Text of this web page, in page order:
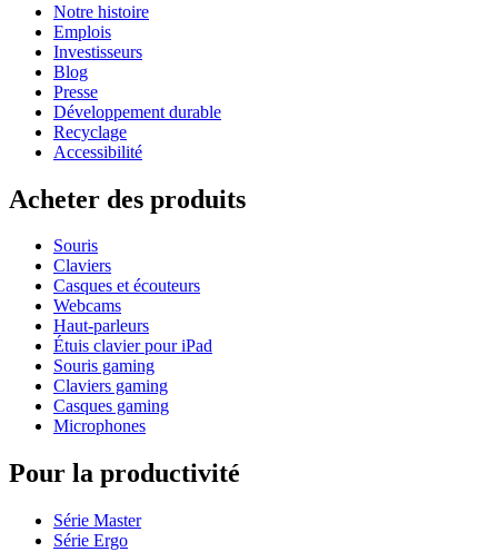
Notre histoire
Emplois
Investisseurs
Blog
Presse
Développement durable
Recyclage
Accessibilité
Acheter des produits
Souris
Claviers
Casques et écouteurs
Webcams
Haut-parleurs
Étuis clavier pour iPad
Souris gaming
Claviers gaming
Casques gaming
Microphones
Pour la productivité
Série Master
Série Ergo